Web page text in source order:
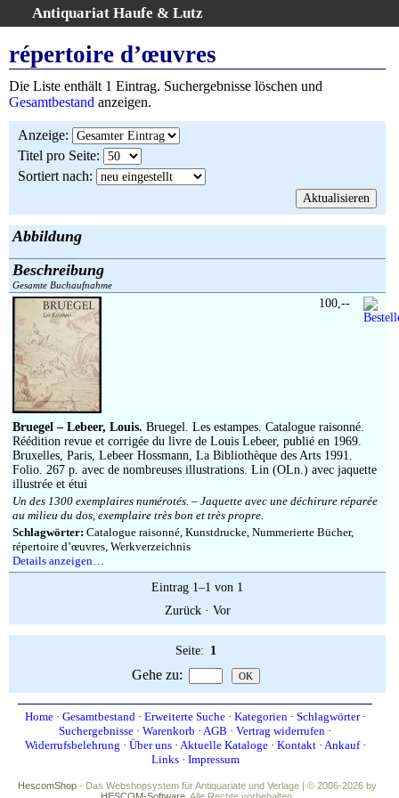
Antiquariat Haufe & Lutz
Home
Gesamtbestand
Kategorien
Schlagwörter
Suchergebnisse
AGB
Widerruf
Über uns
Aktuelle Kataloge
Kontakt
Ankauf
Links
Impressum
répertoire d’œuvres
Die Liste enthält 1 Eintrag. Suchergebnisse löschen und
Gesamtbestand anzeigen.
Anzeige:
Titel pro Seite:
Sortiert nach:
Abbildung
Beschreibung
Gesamte Buchaufnahme
Bruegel – Lebeer, Louis. Bruegel. Les estampes. Catalogue raisonné.
Réédition revue et corrigée du livre de Louis Lebeer, publié en 1969.
Bruxelles, Paris, Lebeer Hossmann, La Bibliothèque des Arts 1991.
Folio. 267 p. avec de nombreuses illustrations. Lin (OLn.) avec jaquette
illustrée et étui
Un des 1300 exemplaires numérotés. – Jaquette avec une déchirure réparée
au milieu du dos, exemplaire très bon et très propre.
Schlagwörter: Catalogue raisonné, Kunstdrucke, Nummerierte Bücher,
répertoire d’œuvres, Werkverzeichnis
Details anzeigen…
100,--
Eintrag 1–1 von 1
Zurück· Vor
Seite: 1
Gehe zu:
Home· Gesamtbestand· Erweiterte Suche· Kategorien· Schlagwörter·
Suchergebnisse · Warenkorb · AGB · Vertrag widerrufen ·
Widerrufsbelehrung · Über uns· Aktuelle Kataloge· Kontakt· Ankauf·
Links· Impressum
HescomShop - Das Webshopsystem für Antiquariate und Verlage | © 2006-2026 by